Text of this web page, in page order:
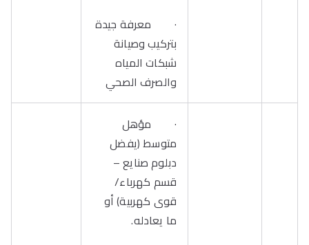
· معرفة جيدة
بتركيب وصيانة
شبكات المياه
والصرف الصحي
· مؤهل
متوسط (يفضل
دبلوم صنايع –
قسم كهرباء/
قوى كهربية) أو
ما يعادله.